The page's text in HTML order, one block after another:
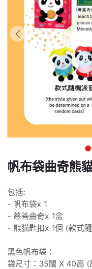
帆布袋曲奇熊
包括:
- 帆布袋x 1
- 慈善曲奇x 1盒
- 熊貓匙扣x 1個 (款式
黑色帆布袋：
袋尺寸：35闊 X 40高 (